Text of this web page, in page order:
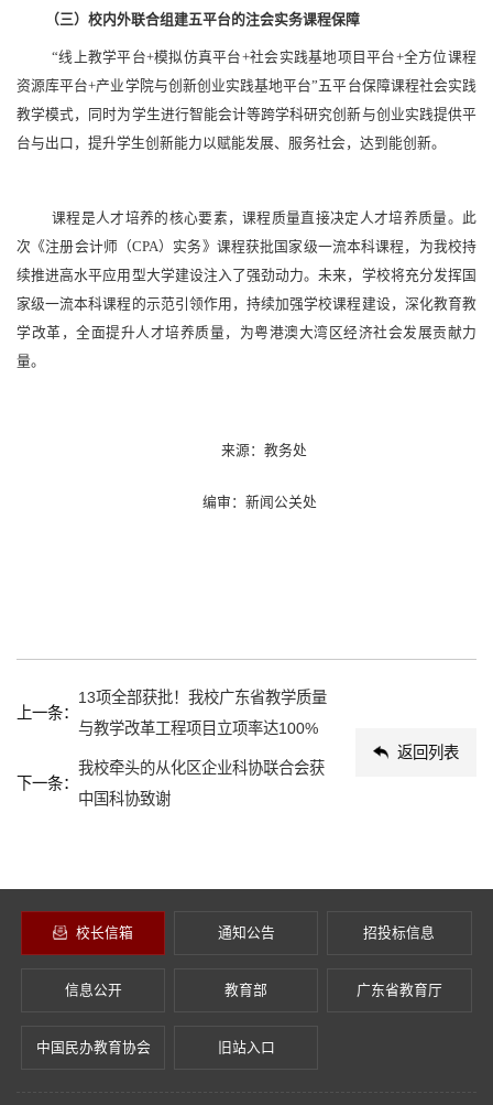
（三） 校内外联合组建五平台的注会实务课程保障
“线上教学平台+模拟仿真平台+社会实践基地项目平台+全方位课程
资源库平台+产业学院与创新创业实践基地平台”五平台保障课程社会实践
教学模式，同时为学生进行智能会计等跨学科研究创新与创业实践提供平
台与出口，提升学生创新能力以赋能发展、服务社会，达到能创新。
课程是人才培养的核心要素，课程质量直接决定人才培养质量。此
次《注册会计师（CPA）实务》课程获批国家级一流本科课程，为我校持
续推进高水平应用型大学建设注入了强劲动力。未来，学校将充分发挥国
家级一流本科课程的示范引领作用，持续加强学校课程建设，深化教育教
学改革，全面提升人才培养质量，为粤港澳大湾区经济社会发展贡献力
量。
来源：教务处
编审：新闻公关处
上一条：
13项全部获批！我校广东省教学质量
与教学改革工程项目立项率达100%
下一条：
我校牵头的从化区企业科协联合会获
中国科协致谢
返回列表
校长信箱 通知公告 招投标信息
信息公开 教育部 广东省教育厅
中国民办教育协会 旧站入口